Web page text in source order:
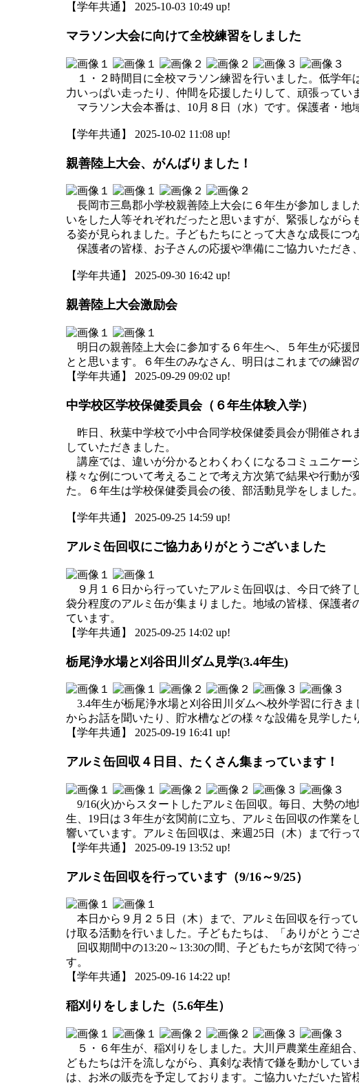
【学年共通】 2025-10-03 10:49 up!
マラソン大会に向けて全校練習をしました
１・２時間目に全校マラソン練習を行いました。低学年
力いっぱい走ったり、仲間を応援したりして、頑張ってい
マラソン大会本番は、10月８日（水）です。保護者・地
【学年共通】 2025-10-02 11:08 up!
親善陸上大会、がんばりました！
長岡市三島郡小学校親善陸上大会に６年生が参加しまし
いをした人等それぞれだったと思いますが、緊張しなが
る姿が見られました。子どもたちにとって大きな成長につ
保護者の皆様、お子さんの応援や準備にご協力いただき
【学年共通】 2025-09-30 16:42 up!
親善陸上大会激励会
明日の親善陸上大会に参加する６年生へ、５年生が応援
とと思います。６年生のみなさん、明日はこれまでの練
【学年共通】 2025-09-29 09:02 up!
中学校区学校保健委員会（６年生体験入学）
昨日、秋葉中学校で小中合同学校保健委員会が開催され
していただきました。
講座では、違いが分かるとわくわくになるコミュニケー
様々な例について考えることで考え方次第で結果や行動
た。６年生は学校保健委員会の後、部活動見学をしました。
【学年共通】 2025-09-25 14:59 up!
アルミ缶回収にご協力ありがとうございました
９月１６日から行っていたアルミ缶回収は、今日で終了
袋分程度のアルミ缶が集まりました。地域の皆様、保護
ています。
【学年共通】 2025-09-25 14:02 up!
栃尾浄水場と刈谷田川ダム見学(3.4年生)
3.4年生が栃尾浄水場と刈谷田川ダムへ校外学習に行き
からお話を聞いたり、貯水槽などの様々な設備を見学した
【学年共通】 2025-09-19 16:41 up!
アルミ缶回収４日目、たくさん集まっています！
9/16(火)からスタートしたアルミ缶回収。毎日、大勢の
生、19日は３年生が玄関前に立ち、アルミ缶回収の作業
響いています。アルミ缶回収は、来週25日（木）まで行っ
【学年共通】 2025-09-19 13:52 up!
アルミ缶回収を行っています（9/16～9/25）
本日から９月２５日（木）まで、アルミ缶回収を行って
け取る活動を行いました。子どもたちは、「ありがとうご
回収期間中の13:20～13:30の間、子どもたちが玄関で待
す。
【学年共通】 2025-09-16 14:22 up!
稲刈りをしました（5.6年生）
５・６年生が、稲刈りをしました。大川戸農業生産組合
どもたちは汗を流しながら、真剣な表情で鎌を動かして
は、お米の販売を予定しております。ご協力いただいた皆